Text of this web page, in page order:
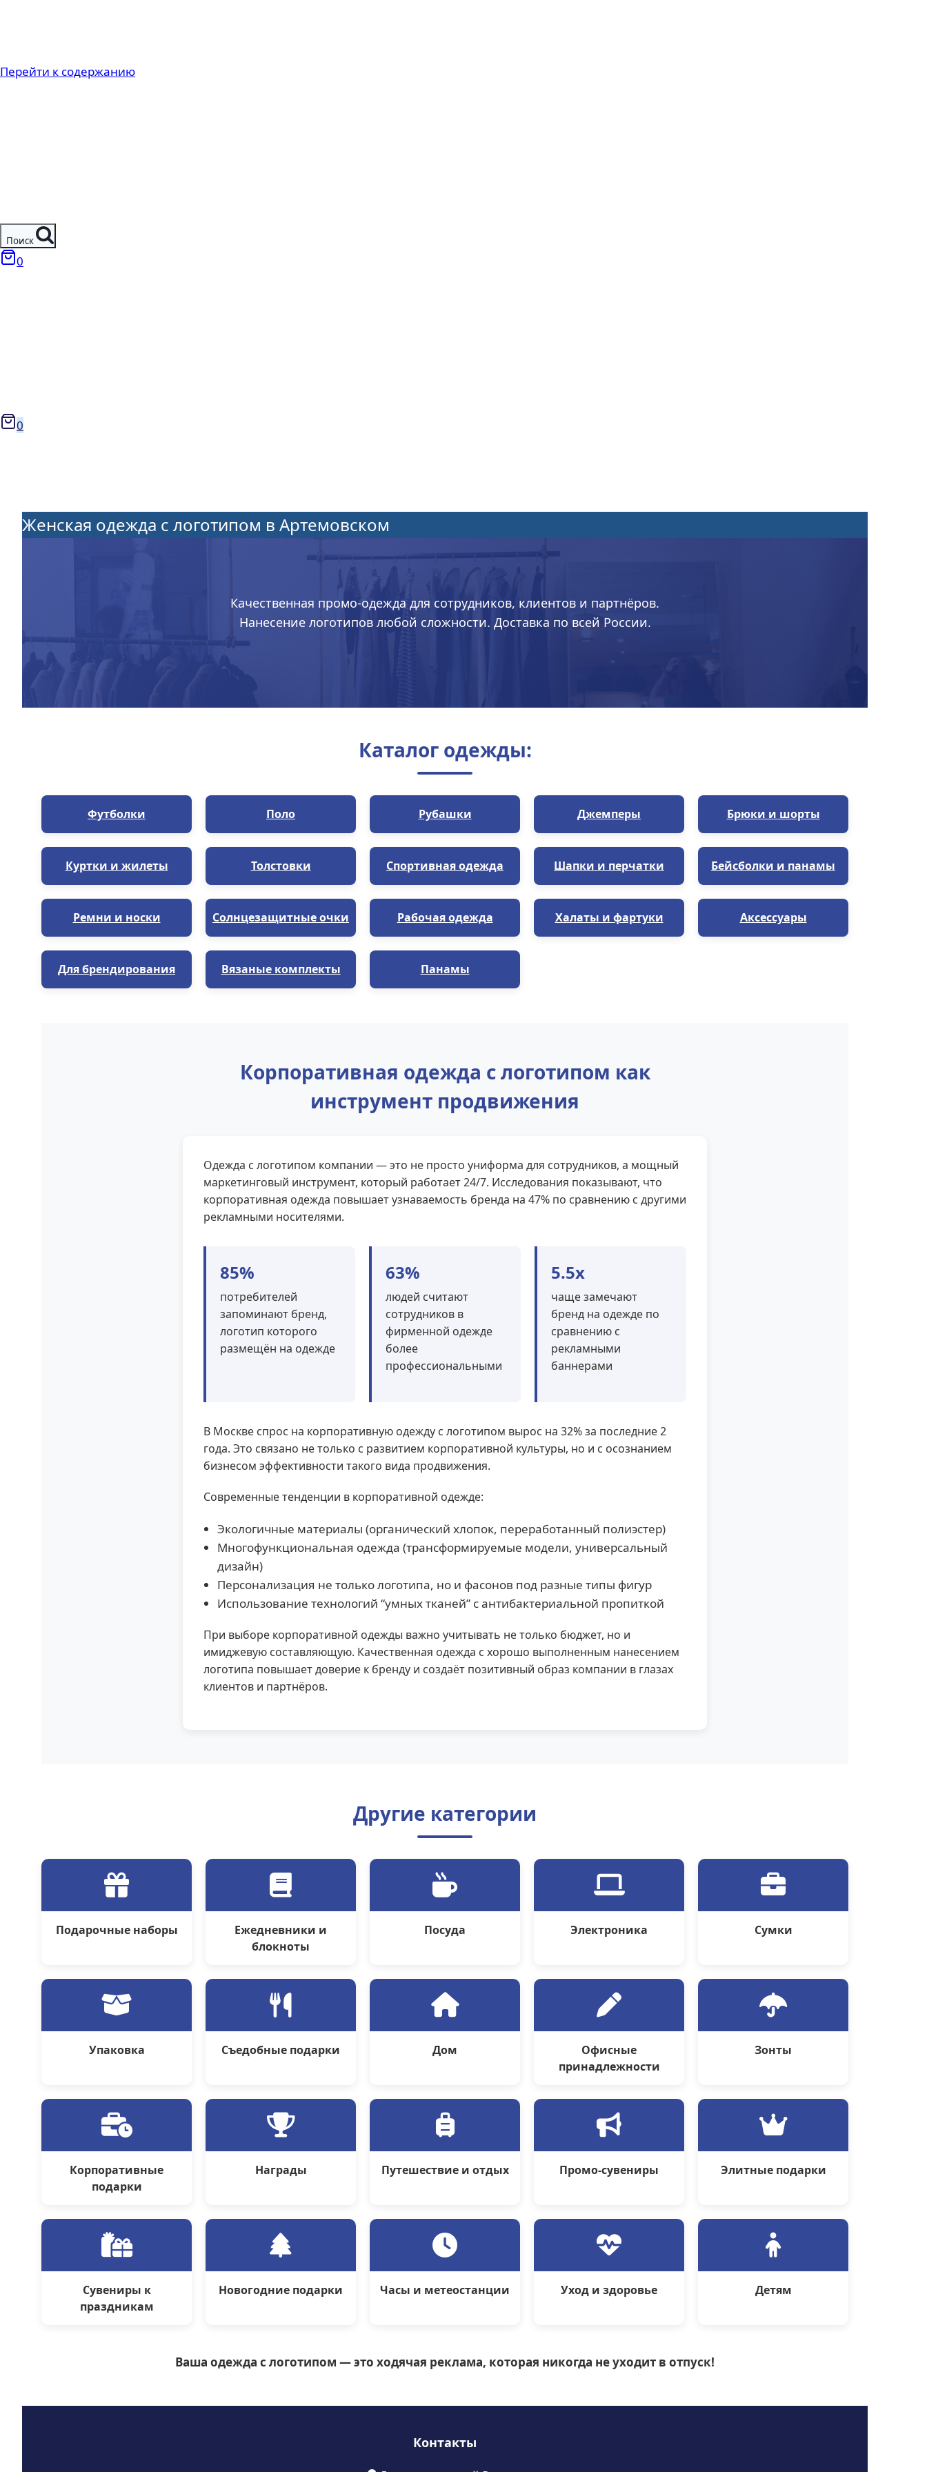
Перейти к содержанию
Поиск
0
0
Женская одежда с логотипом в Артемовском
Качественная промо-одежда для сотрудников, клиентов и партнёров.
Нанесение логотипов любой сложности. Доставка по всей России.
Каталог одежды:
Футболки Поло Рубашки Джемперы Брюки и шорты
Куртки и жилеты Толстовки Спортивная одежда Шапки и перчатки Бейсболки и панамы
Ремни и носки Солнцезащитные очки Рабочая одежда Халаты и фартуки Аксессуары
Для брендирования Вязаные комплекты Панамы
Корпоративная одежда с логотипом как
инструмент продвижения
Одежда с логотипом компании — это не просто униформа для сотрудников, а мощный
маркетинговый инструмент, который работает 24/7. Исследования показывают, что
корпоративная одежда повышает узнаваемость бренда на 47% по сравнению с другими
рекламными носителями.
85%
потребителей
запоминают бренд,
логотип которого
размещён на одежде
63%
людей считают
сотрудников в
фирменной одежде
более
профессиональными
5.5x
чаще замечают
бренд на одежде по
сравнению с
рекламными
баннерами
В Москве спрос на корпоративную одежду с логотипом вырос на 32% за последние 2
года. Это связано не только с развитием корпоративной культуры, но и с осознанием
бизнесом эффективности такого вида продвижения.
Современные тенденции в корпоративной одежде:
Экологичные материалы (органический хлопок, переработанный полиэстер)
Многофункциональная одежда (трансформируемые модели, универсальный
дизайн)
Персонализация не только логотипа, но и фасонов под разные типы фигур
Использование технологий “умных тканей” с антибактериальной пропиткой
При выборе корпоративной одежды важно учитывать не только бюджет, но и
имиджевую составляющую. Качественная одежда с хорошо выполненным нанесением
логотипа повышает доверие к бренду и создаёт позитивный образ компании в глазах
клиентов и партнёров.
Другие категории
Подарочные наборы
Ежедневники и
блокноты
Посуда Электроника Сумки
Упаковка Съедобные подарки Дом
Офисные
принадлежности
Зонты
Корпоративные
подарки
Награды Путешествие и отдых Промо-сувениры Элитные подарки
Сувениры к
праздникам
Новогодние подарки Часы и метеостанции Уход и здоровье Детям
Ваша одежда с логотипом — это ходячая реклама, которая никогда не уходит в отпуск!
Контакты